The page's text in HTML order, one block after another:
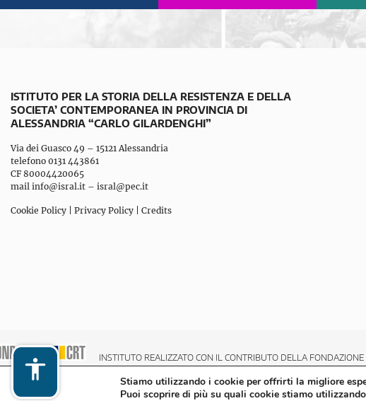
ISTITUTO PER LA STORIA DELLA RESISTENZA E DELLA
SOCIETA’ CONTEMPORANEA IN PROVINCIA DI
ALESSANDRIA “CARLO GILARDENGHI”
Via dei Guasco 49 – 15121 Alessandria
telefono 0131 443861
CF 80004420065
mail info@isral.it – isral@pec.it
Cookie Policy Privacy Policy Credits
INSTITUTO REALIZZATO CON IL CONTRIBUTO DELLA
Stiamo utilizzando i cookie per offrirti la migliore
Puoi scoprire di più su quali cookie stiamo